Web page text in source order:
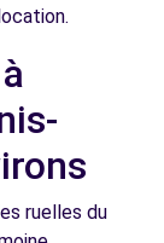
ruelles du